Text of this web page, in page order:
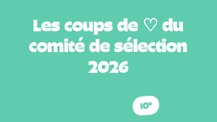
Lescoupsde ♡ du
comitédesélection
2026
10e